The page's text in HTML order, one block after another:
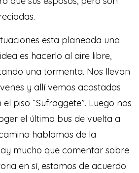
esta planeada una
es hacerlo al aire libre,
una tormenta. Nos llevan
y allí vemos acostadas
piso “Sufraggete”. Luego nos
el último bus de vuelta a
hablamos de la
mucho que comentar sobre
en sí, estamos de acuerdo